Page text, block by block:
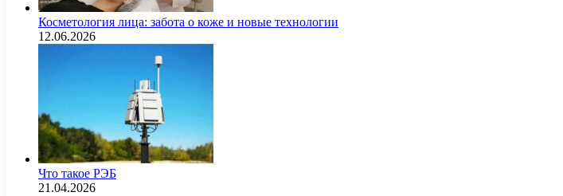
Косметология лица: забота о коже и новые технологии
12.06.2026
Что такое РЭБ
21.04.2026